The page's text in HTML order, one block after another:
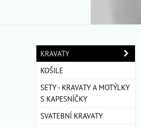
KRAVATY
KOŠILE
SETY - KRAVATY A MOTÝLKY
S KAPESNÍČKY
SVATEBNÍ KRAVATY